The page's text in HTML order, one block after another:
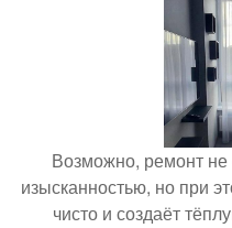
Возможно, ремонт не
изысканностью, но при
чисто и создаёт